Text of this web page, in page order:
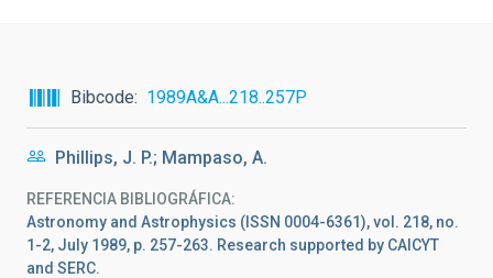
Bibcode 1989A&A...218..257P
Phillips, J. P.; Mampaso, A.
REFERENCIA BIBLIOGRÁFICA
Astronomy and Astrophysics (ISSN 0004-6361), vol. 218, no.
1-2, July 1989, p. 257-263. Research supported by CAICYT
and SERC.